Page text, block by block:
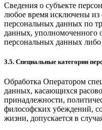
Сведения о субъекте
любое время исключены
персональных данных по
данных, уполномоченного
персональных данных
3.5. Специальные категории
Обработка Оператором
данных, касающихся
принадлежности,
философских убеждений,
жизни, допускается в